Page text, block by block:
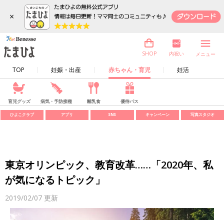
×
TOP 妊娠・出産 赤ちゃん・育児 妊活
SHOP 内祝い メニュー
育児グッズ 病気・予防接種 離乳食 優待パス
ひよこクラブ アプリ SNS キャンペーン 写真スタジオ
東京オリンピック、教育改革……「2020年、私
が気になるトピック」
2019/02/07 更新